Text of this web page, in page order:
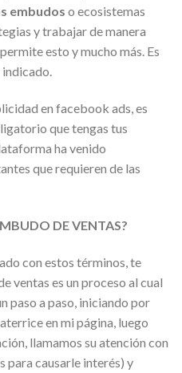
embudos o ecosistemas
y trabajar de manera
esto y mucho más. Es
indicado.
en facebook ads, es
que tengas tus
ha venido
que requieren de las
DE VENTAS?
con estos términos, te
ventas es un proceso al cual
paso a paso, iniciando por
en mi página, luego
llamamos su atención con
para causarle interés) y